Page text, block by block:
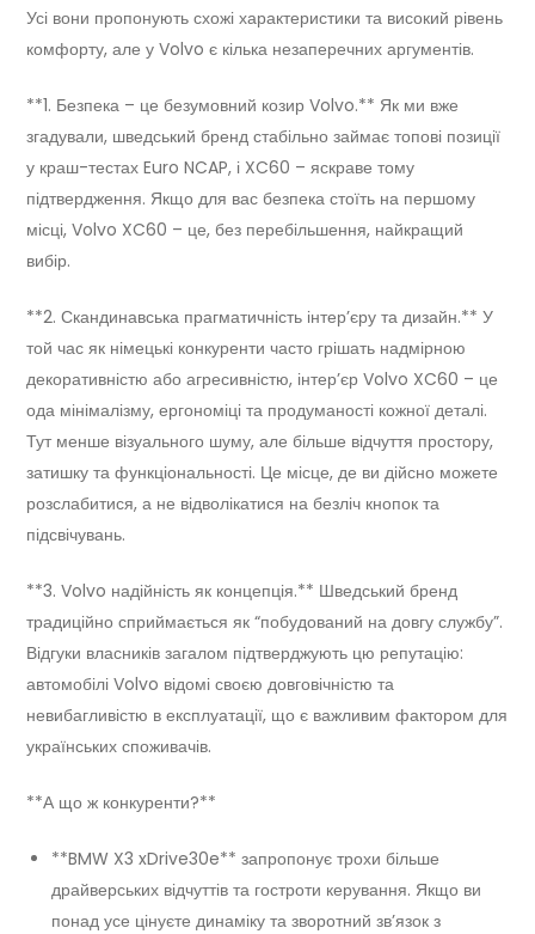
Усі вони пропонують схожі характеристики та високий рівень
комфорту, але у Volvo є кілька незаперечних аргументів.
**1. Безпека – це безумовний козир Volvo.** Як ми вже
згадували, шведський бренд стабільно займає топові позиції
у краш-тестах Euro NCAP, і XC60 – яскраве тому
підтвердження. Якщо для вас безпека стоїть на першому
місці, Volvo XC60 – це, без перебільшення, найкращий
вибір.
**2. Скандинавська прагматичність інтер’єру та дизайн.** У
той час як німецькі конкуренти часто грішать надмірною
декоративністю або агресивністю, інтер’єр Volvo XC60 – це
ода мінімалізму, ергономіці та продуманості кожної деталі.
Тут менше візуального шуму, але більше відчуття простору,
затишку та функціональності. Це місце, де ви дійсно можете
розслабитися, а не відволікатися на безліч кнопок та
підсвічувань.
**3. Volvo надійність як концепція.** Шведський бренд
традиційно сприймається як “побудований на довгу службу”.
Відгуки власників загалом підтверджують цю репутацію:
автомобілі Volvo відомі своєю довговічністю та
невибагливістю в експлуатації, що є важливим фактором для
українських споживачів.
**А що ж конкуренти?**
**BMW X3 xDrive30e** запропонує трохи більше
драйверських відчуттів та гостроти керування. Якщо ви
понад усе цінуєте динаміку та зворотний зв’язок з